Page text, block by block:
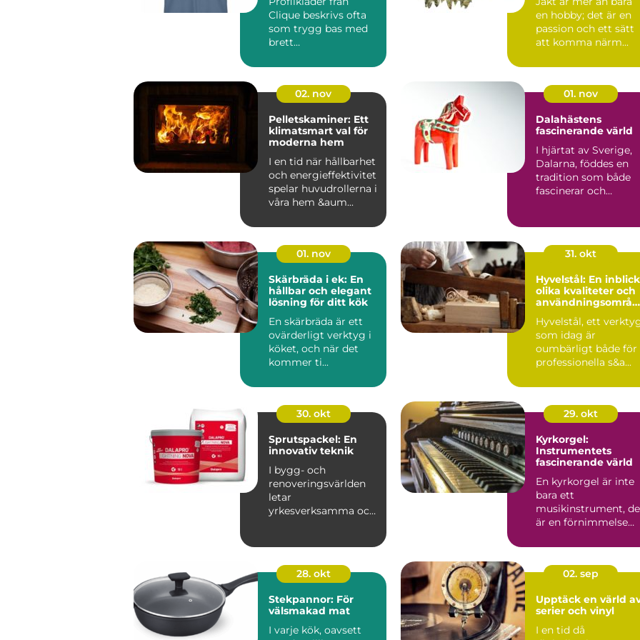
Clique beskrivs ofta
som trygg bas med
brett
en hobby; det är en
passion och ett sätt
att komma närm...
02. nov
Pelletskaminer: Ett
klimatsmart val för
moderna hem
I en tid när hållbarhet
och energieffektivitet
spelar huvudrollerna i
våra hem &aum...
01. nov
Dalahästens
fascinerande värld
I hjärtat av Sverige,
Dalarna, föddes en
tradition som både
fascinerar och
01. nov
Skärbräda i ek: En
hållbar och elegant
lösning för ditt kök
En skärbräda är ett
ovärderligt verktyg i
köket, och när det
kommer ti...
31. okt
Hyvelstål: En
olika kvaliteter och
Hyvelstål, ett
som idag är
oumbärligt både för
professionella s&a...
30. okt
Sprutspackel: En
innovativ teknik
I bygg- och
renoveringsvärlden
letar
yrkesverksamma och
29. okt
Kyrkorgel:
Instrumentets
fascinerande värld
En kyrkorgel är inte
bara ett
musikinstrument,
är en förnimmelse
28. okt
Stekpannor: För
välsmakad mat
I varje kök, oavsett
02. sep
Upptäck en värld
serier och vinyl
I en tid då